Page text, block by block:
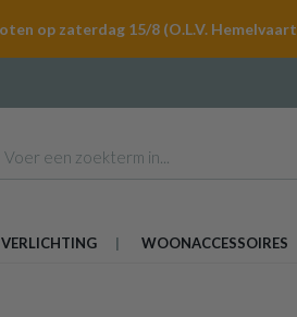
op zaterdag 15/8 (O.L.V.
VERLICHTING WOONACCESSOIRES